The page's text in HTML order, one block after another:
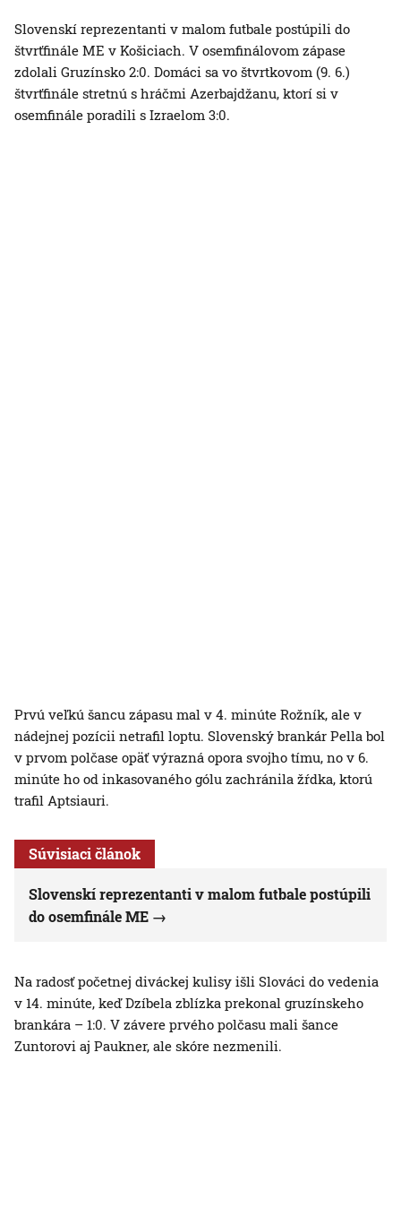
Slovenskí reprezentanti v malom futbale postúpili do
štvrťfinále ME v Košiciach. V osemfinálovom zápase
zdolali Gruzínsko 2:0. Domáci sa vo štvrtkovom (9. 6.)
štvrťfinále stretnú s hráčmi Azerbajdžanu, ktorí si v
osemfinále poradili s Izraelom 3:0.
Prvú veľkú šancu zápasu mal v 4. minúte Rožník, ale v
nádejnej pozícii netrafil loptu. Slovenský brankár Pella bol
v prvom polčase opäť výrazná opora svojho tímu, no v 6.
minúte ho od inkasovaného gólu zachránila žŕdka, ktorú
trafil Aptsiauri.
Súvisiaci článok
Slovenskí reprezentanti v malom futbale postúpili
do osemfinále ME
Na radosť početnej diváckej kulisy išli Slováci do vedenia
v 14. minúte, keď Dzíbela zblízka prekonal gruzínskeho
brankára – 1:0. V závere prvého polčasu mali šance
Zuntorovi aj Paukner, ale skóre nezmenili.